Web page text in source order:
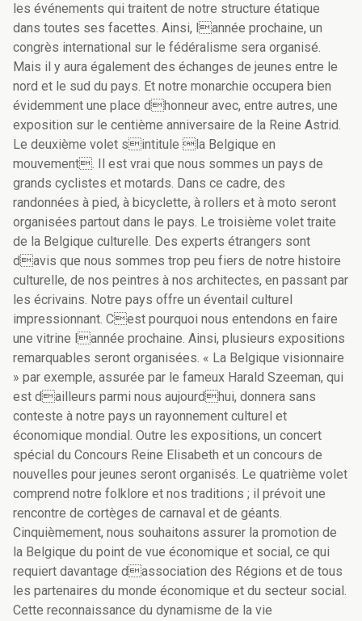
les événements qui traitent de notre structure étatique
dans toutes ses facettes. Ainsi, lannée prochaine, un
congrès international sur le fédéralisme sera organisé.
Mais il y aura également des échanges de jeunes entre le
nord et le sud du pays. Et notre monarchie occupera bien
évidemment une place dhonneur avec, entre autres, une
exposition sur le centième anniversaire de la Reine Astrid.
Le deuxième volet sintitule la Belgique en
mouvement. Il est vrai que nous sommes un pays de
grands cyclistes et motards. Dans ce cadre, des
randonnées à pied, à bicyclette, à rollers et à moto seront
organisées partout dans le pays. Le troisième volet traite
de la Belgique culturelle. Des experts étrangers sont
davis que nous sommes trop peu fiers de notre histoire
culturelle, de nos peintres à nos architectes, en passant par
les écrivains. Notre pays offre un éventail culturel
impressionnant. Cest pourquoi nous entendons en faire
une vitrine lannée prochaine. Ainsi, plusieurs expositions
remarquables seront organisées. « La Belgique visionnaire
» par exemple, assurée par le fameux Harald Szeeman, qui
est dailleurs parmi nous aujourdhui, donnera sans
conteste à notre pays un rayonnement culturel et
économique mondial. Outre les expositions, un concert
spécial du Concours Reine Elisabeth et un concours de
nouvelles pour jeunes seront organisés. Le quatrième volet
comprend notre folklore et nos traditions ; il prévoit une
rencontre de cortèges de carnaval et de géants.
Cinquièmement, nous souhaitons assurer la promotion de
la Belgique du point de vue économique et social, ce qui
requiert davantage dassociation des Régions et de tous
les partenaires du monde économique et du secteur social.
Cette reconnaissance du dynamisme de la vie